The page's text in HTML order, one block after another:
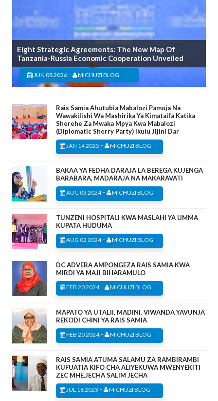
Eight Strategic Agreements: The New Map Of
Tanzania-Russia Economic Cooperation Unveiled
JUN 08 2026 - MICHUZI BLOG
Rais Samia Ahutubia Mabalozi Pamoja Na
Wawakilishi Wa Mashirika Ya Kimataifa Katika
Sherehe Za Mwaka Mpya Kwa Mabalozi
(Diplomatic Sherry Party) Ikulu Jijini Dar
JAN 14 2025 - MICHUZI BLOG
BAKAA YA FEDHA DARAJA LA BEREGA KUJENGA
BARABARA, MADARAJA NA MAKARAVATI
AUG 03 2024- MICHUZI BLOG
TUNZENI HOSPITALI KWA MASLAHI YA UMMA
KUPATA HUDUMA
AUG 02 2024- MICHUZI BLOG
DC ADVERA AMPONGEZA RAIS SAMIA KWA
MIRDI YA MAJI BIHARAMULO
FEB 20 2024- MICHUZI BLOG
MAPATO YA UTALII, MADINI, VIWANDA YAVUNJA
REKODI CHINI YA RAIS SAMIA
FEB 20 2024- MICHUZI BLOG
RAIS SAMIA ATUMA SALAMU ZA RAMBIRAMBI
KUFUATIA KIFO CHA ALIYEKUWA MWENYEKITI
ZEC MHE.JECHA SALIM JECHA
JUL 18 2023 - MICHUZI BLOG